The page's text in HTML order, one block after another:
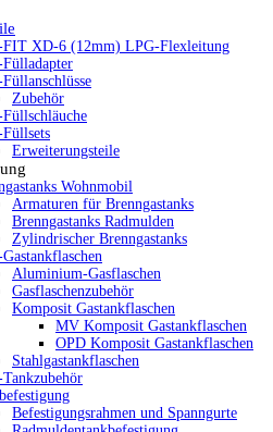
FIT XD-6 (12mm) LPG-Flexleitung
Zubehör
Erweiterungsteile
Wohnmobil
Armaturen für Brenngastanks
Brenngastanks Radmulden
Zylindrischer Brenngastanks
Aluminium-Gasflaschen
Gasflaschenzubehör
Komposit Gastankflaschen
MV Komposit Gastankflaschen
OPD Komposit Gastankflaschen
Stahlgastankflaschen
Befestigungsrahmen und Spanngurte